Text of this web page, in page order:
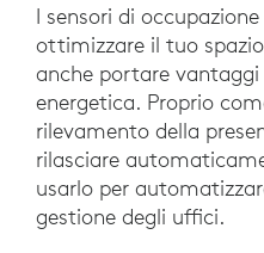
I sensori di
ottimizzare il tuo
anche portare
energetica. Proprio
rilevamento della
rilasciare
usarlo per
gestione degli uffici.